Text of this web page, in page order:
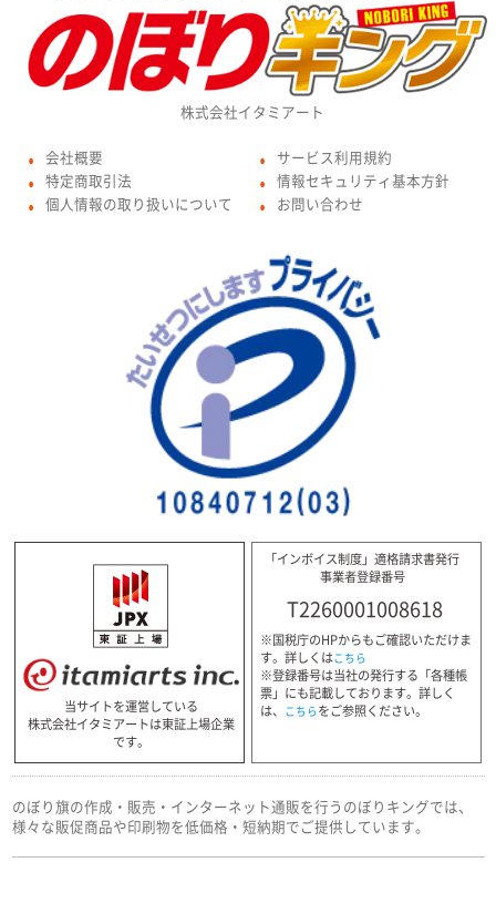
株式会社イタミアート
● 会社概要
● 特定商取引法
● 個人情報の取り扱いについて
● サービス利用規約
● 情報セキュリティ基本方針
● お問い合わせ
当サイトを運営している
株式会社イタミアートは東証上場企業
です。
「インボイス制度」適格請求書発行
事業者登録番号
T2260001008618
※国税庁のHPからもご確認いただけま
す。詳しくはこちら
※登録番号は当社の発行する「各種帳
票」にも記載しております。詳しく
は、 こちらをご参照ください。
のぼり旗の作成・販売・インターネット通販を行うのぼりキングでは、
様々な販促商品や印刷物を低価格・短納期でご提供しています。